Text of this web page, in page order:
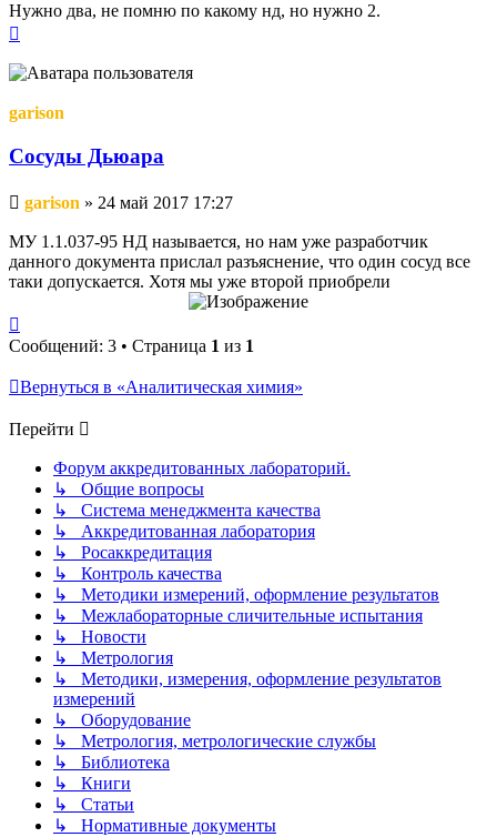
Нужно два, не помню по какому нд, но нужно 2.
началу
garison
Сосуды Дьюара
Непрочитанное
сообщение
garison » 24 май 2017 17:27
МУ 1.1.037-95 НД называется, но нам уже разработчик
данного документа прислал разъяснение, что один сосуд все
таки допускается. Хотя мы уже второй приобрели
к
началу
Сообщений: 3 • Страница 1 из 1
Вернуться в «Аналитическая химия»
Перейти
Форум аккредитованных лабораторий.
↳ Общие вопросы
↳ Система менеджмента качества
↳ Аккредитованная лаборатория
↳ Росаккредитация
↳ Контроль качества
↳ Методики измерений, оформление результатов
↳ Межлабораторные сличительные испытания
↳ Новости
↳ Метрология
↳ Методики, измерения, оформление результатов
измерений
↳ Оборудование
↳ Метрология, метрологические службы
↳ Библиотека
↳ Книги
↳ Статьи
↳ Нормативные документы